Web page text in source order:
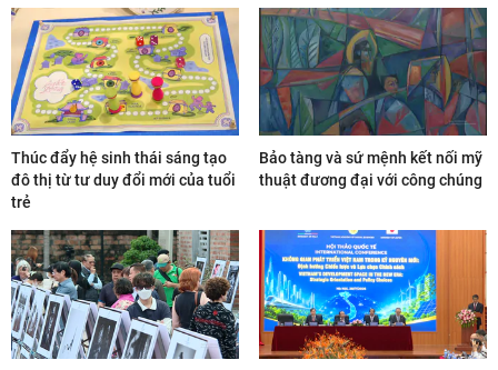
Thúc đẩy hệ sinh thái sáng tạo
đô thị từ tư duy đổi mới của tuổi
trẻ
Bảo tàng và sứ mệnh kết nối mỹ
thuật đương đại với công chúng